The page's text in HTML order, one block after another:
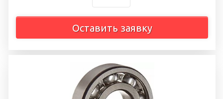
Оставить заявку